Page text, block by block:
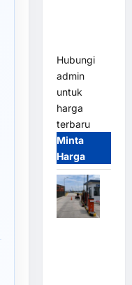
Hubungi
admin
untuk
harga
terbaru
Minta
Harga